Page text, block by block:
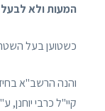
המעות ולא
כשטוען בעל
והנה הרשב"א
קיי"ל כרבי